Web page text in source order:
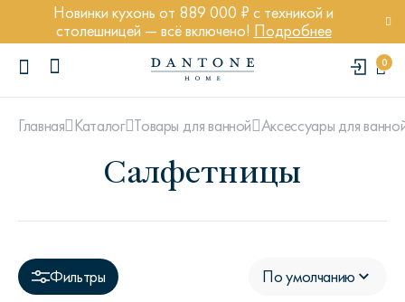
Новинки кухонь от 889 000 ₽ с техникой и
столешницей — всё включено! Подробнее
0
Диван Марсель
Кресло Энди
Главная Каталог Товары для ванной Аксессуары для
Салфетницы
Фильтры По умолчанию